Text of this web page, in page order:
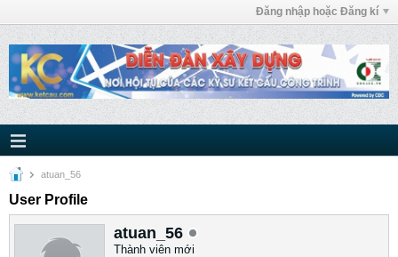
Đăng nhập hoặc Đăng kí
atuan_56
User Profile
atuan_56
Thành viên mới